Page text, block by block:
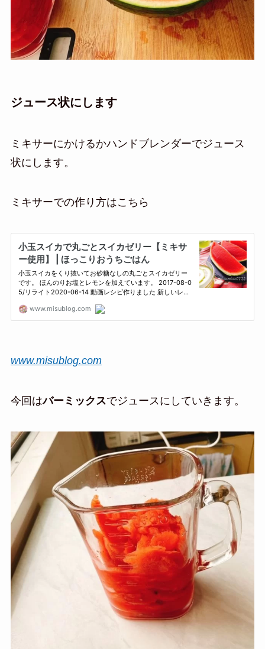
ジュース状にします
ミキサーにかけるかハンドブレンダーでジュース
状にします。
ミキサーでの作り方はこちら
www.misublog.com
今回はバーミックスでジュースにしていきます。